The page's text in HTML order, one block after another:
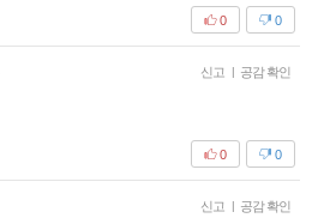
0
0
신고 | 공감 확인
0
0
신고 | 공감 확인